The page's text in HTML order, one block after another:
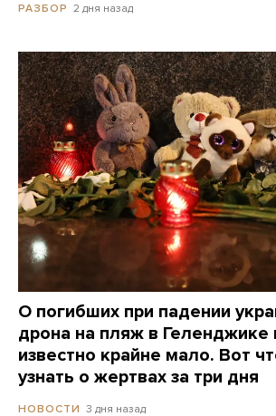
РАЗБОР 2 дня назад
О погибших при падении
дрона на пляж в
известно крайне мало. Вот
узнать о жертвах за три дня
НОВОСТИ 3 дня назад